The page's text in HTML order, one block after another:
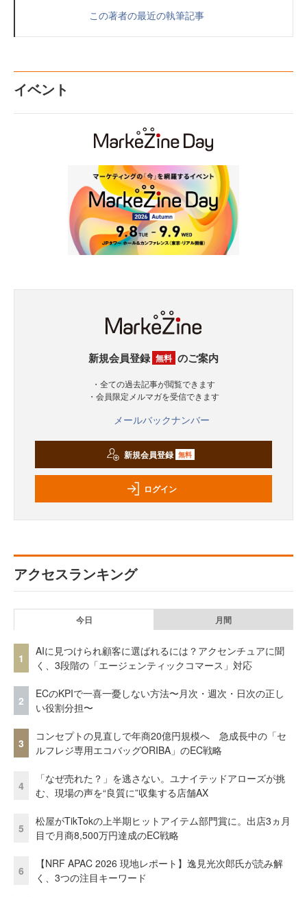
この著者の最近の執筆記事
イベント
新規会員登録 無料 のご案内
・全ての過去記事が閲覧できます
・会員限定メルマガを受信できます
メールバックナンバー
新規会員登録 無料
ログイン
アクセスランキング
今日 月間
1
AIに見つけられ顧客に選ばれるには？アクセンチュアに聞
く、3段階の「エージェンティックコマース」対応
2
ECのKPIで一喜一憂しない方法〜月次・週次・日次の正し
い役割分担〜
3
コンセプトの見直しで年商20億円規模へ 急成長中の「セ
ルフレジ専用エコバッグORIBA」のEC戦略
4
「なぜ売れた？」を逃さない。ユナイテッドアローズが挑
む、現場の声を“良質に”収集する店舗AX
5
松屋がTikTokの上半期ヒットアイテム部門賞に。出店3ヵ月
目で月商8,500万円達成のEC戦略
6
【NRF APAC 2026 現地レポート】逸見光次郎氏が読み解
く、3つの注目キーワード